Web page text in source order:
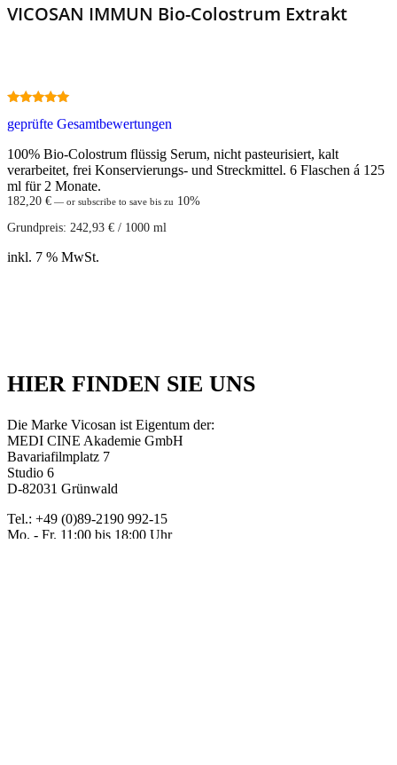
VICOSAN IMMUN Bio-Colostrum Extrakt
out of 5
geprüfte Gesamtbewertungen
100% Bio-Colostrum flüssig Serum, nicht pasteurisiert, kalt
verarbeitet, frei Konservierungs- und Streckmittel. 6 Flaschen á 125
ml für 2 Monate.
182,20 € — or subscribe to save bis zu 10%
Grundpreis: 242,93 € / 1000 ml
inkl. 7 % MwSt.
HIER FINDEN SIE UNS
Die Marke Vicosan ist Eigentum der:
MEDI CINE Akademie GmbH
Bavariafilmplatz 7
Studio 6
D-82031 Grünwald
Tel.: +49 (0)89-2190 992-15
Mo. - Fr. 11:00 bis 18:00 Uhr